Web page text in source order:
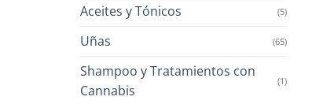
Aceites y Tónicos (5)
Uñas (65)
Shampoo y Tratamientos con
Cannabis
(1)